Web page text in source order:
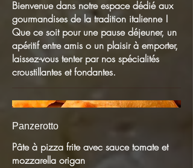
Bienvenue dans notre espace dédié aux
gourmandises de la tradition italienne !
Que ce soit pour une pause déjeuner, un
apéritif entre amis o un plaisir à emporter,
laissez-vous tenter par nos spécialités
croustillantes et fondantes.
Panzerotto
Pâte à pizza frite avec sauce tomate et
mozzarella origan